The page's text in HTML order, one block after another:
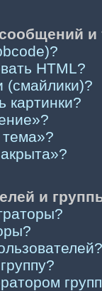
HTML?
(смайлики)?
картинки?
и